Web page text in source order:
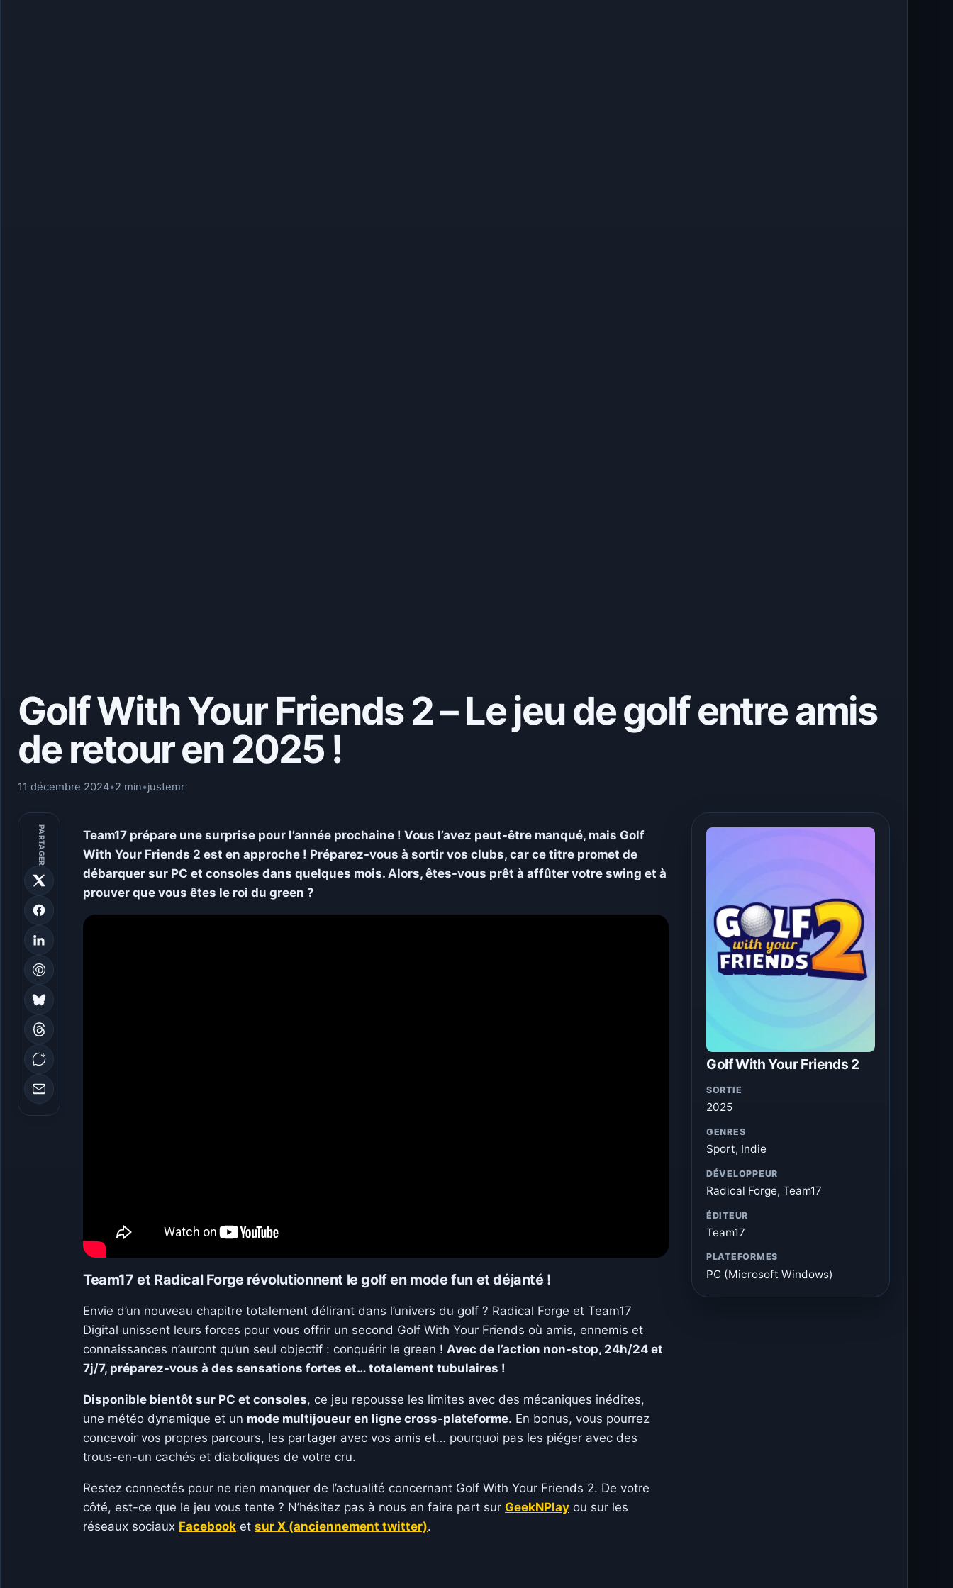
Golf With Your Friends 2 – Le jeu de golf entre amis
de retour en 2025 !
11 décembre 2024•2 min•justemr
PARTAGER
Team17 prépare une surprise pour l’année prochaine ! Vous l’avez peut-être manqué, mais Golf
With Your Friends 2 est en approche ! Préparez-vous à sortir vos clubs, car ce titre promet de
débarquer sur PC et consoles dans quelques mois. Alors, êtes-vous prêt à affûter votre swing et à
prouver que vous êtes le roi du green ?
Team17 et Radical Forge révolutionnent le golf en mode fun et déjanté !
Envie d’un nouveau chapitre totalement délirant dans l’univers du golf ? Radical Forge et Team17
Digital unissent leurs forces pour vous offrir un second Golf With Your Friends où amis, ennemis et
connaissances n’auront qu’un seul objectif : conquérir le green ! Avec de l’action non-stop, 24h/24 et
7j/7, préparez-vous à des sensations fortes et… totalement tubulaires !
Disponible bientôt sur PC et consoles, ce jeu repousse les limites avec des mécaniques inédites,
une météo dynamique et un mode multijoueur en ligne cross-plateforme. En bonus, vous pourrez
concevoir vos propres parcours, les partager avec vos amis et… pourquoi pas les piéger avec des
trous-en-un cachés et diaboliques de votre cru.
Restez connectés pour ne rien manquer de l’actualité concernant Golf With Your Friends 2. De votre
côté, est-ce que le jeu vous tente ? N’hésitez pas à nous en faire part sur GeekNPlay ou sur les
réseaux sociaux Facebook et sur X (anciennement twitter).
Golf With Your Friends 2
SORTIE
2025
GENRES
Sport, Indie
DÉVELOPPEUR
Radical Forge, Team17
ÉDITEUR
Team17
PLATEFORMES
PC (Microsoft Windows)